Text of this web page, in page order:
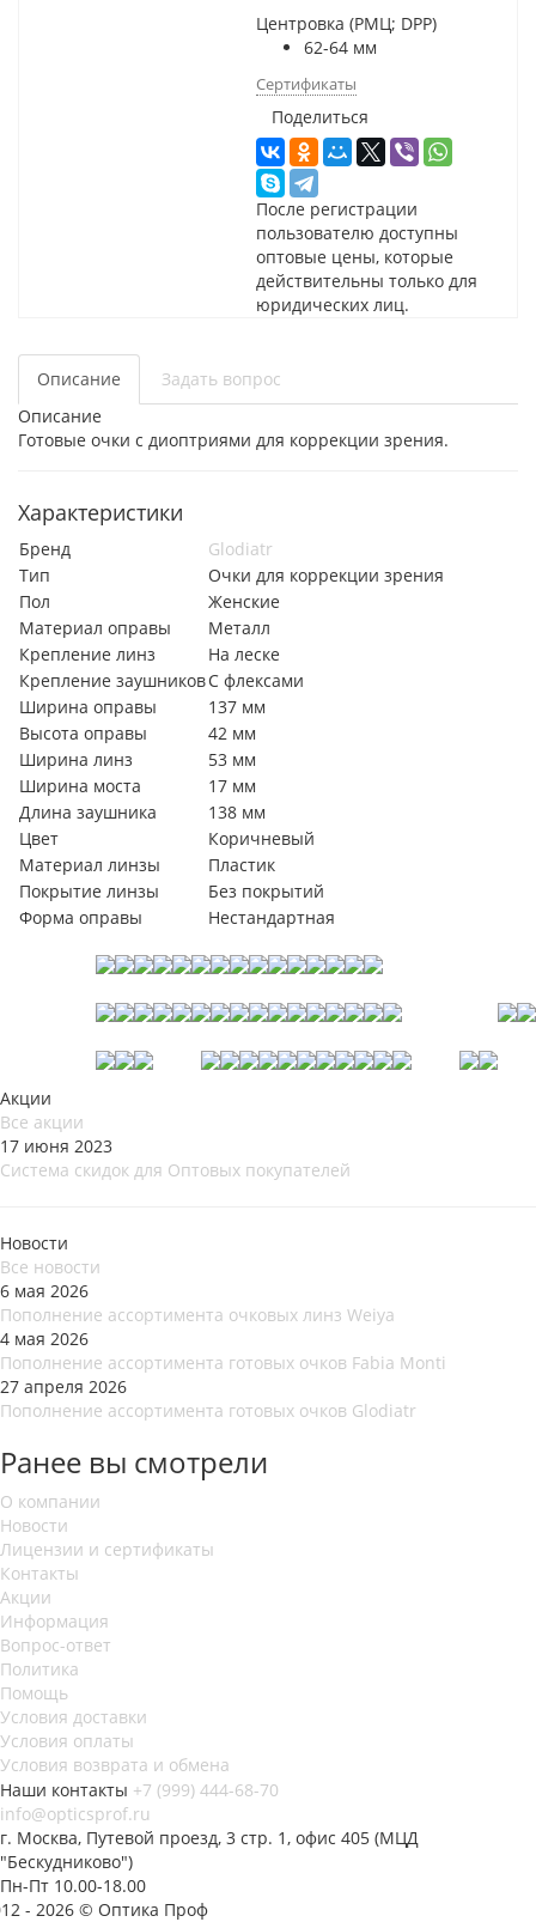
Центровка (РМЦ; DPP)
62-64 мм
Сертификаты
Поделиться
После регистрации
пользователю доступны
оптовые цены, которые
действительны только для
юридических лиц.
Описание
Задать вопрос
Описание
Готовые очки с диоптриями для коррекции зрения.
Характеристики
Бренд
Glodiatr
Тип
Очки для коррекции зрения
Пол
Женские
Материал оправы
Металл
Крепление линз
На леске
Крепление заушниковС флексами
Ширина оправы
137 мм
Высота оправы
42 мм
Ширина линз
53 мм
Ширина моста
17 мм
Длина заушника
138 мм
Цвет
Коричневый
Материал линзы
Пластик
Покрытие линзы
Без покрытий
Форма оправы
Нестандартная
Акции
Все акции
17 июня 2023
Система скидок для Оптовых покупателей
Новости
Все новости
6 мая 2026
Пополнение ассортимента очковых линз Weiya
4 мая 2026
Пополнение ассортимента готовых очков Fabia Monti
27 апреля 2026
Пополнение ассортимента готовых очков Glodiatr
Ранее вы смотрели
О компании
Новости
Лицензии и сертификаты
Контакты
Акции
Информация
Вопрос-ответ
Политика
Помощь
Условия доставки
Условия оплаты
Условия возврата и обмена
Наши контакты +7 (999) 444-68-70
info@opticsprof.ru
г. Москва, Путевой проезд, 3 стр. 1, офис 405 (МЦД
"Бескудниково")
Пн-Пт 10.00-18.00
- 2026 © Оптика Проф